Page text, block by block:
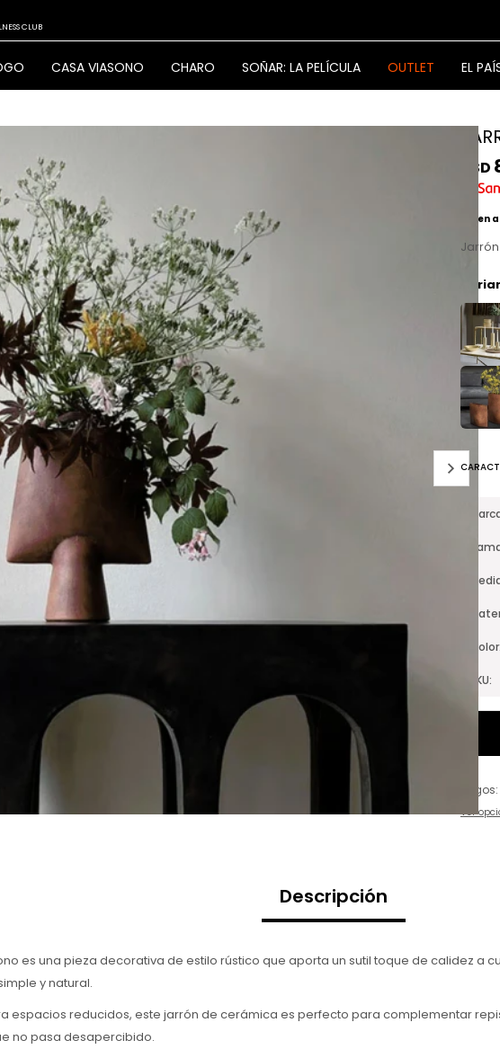
CASA VIASONO CHARO SOÑAR: LA PELÍCULA OUTLET EL
CLUB
USD
2x1
Color
SKU
Pagos:
Ver
Descripción
es una pieza decorativa de estilo rústico que aporta un sutil toque de calidez a
y natural.
espacios reducidos, este jarrón de cerámica es perfecto para complementar
no pasa desapercibido.